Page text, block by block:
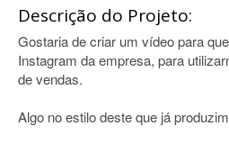
Descrição do Projeto:
Gostaria de criar um vídeo para
Instagram da empresa, para
de vendas.
Algo no estilo deste que já